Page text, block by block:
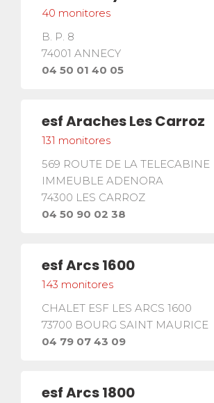
La seguridad
Competiciones
Presentación del Club
40 monitores
B. P. 8
74001 ANNECY
04 50 01 40 05
esfAraches Les Carroz
131 monitores
569 ROUTE DE LA TELECABINE
IMMEUBLE ADENORA
74300 LES CARROZ
04 50 90 02 38
esfArcs 1600
143 monitores
CHALET ESF LES ARCS 1600
73700 BOURG SAINT MAURICE
04 79 07 43 09
esfArcs 1800